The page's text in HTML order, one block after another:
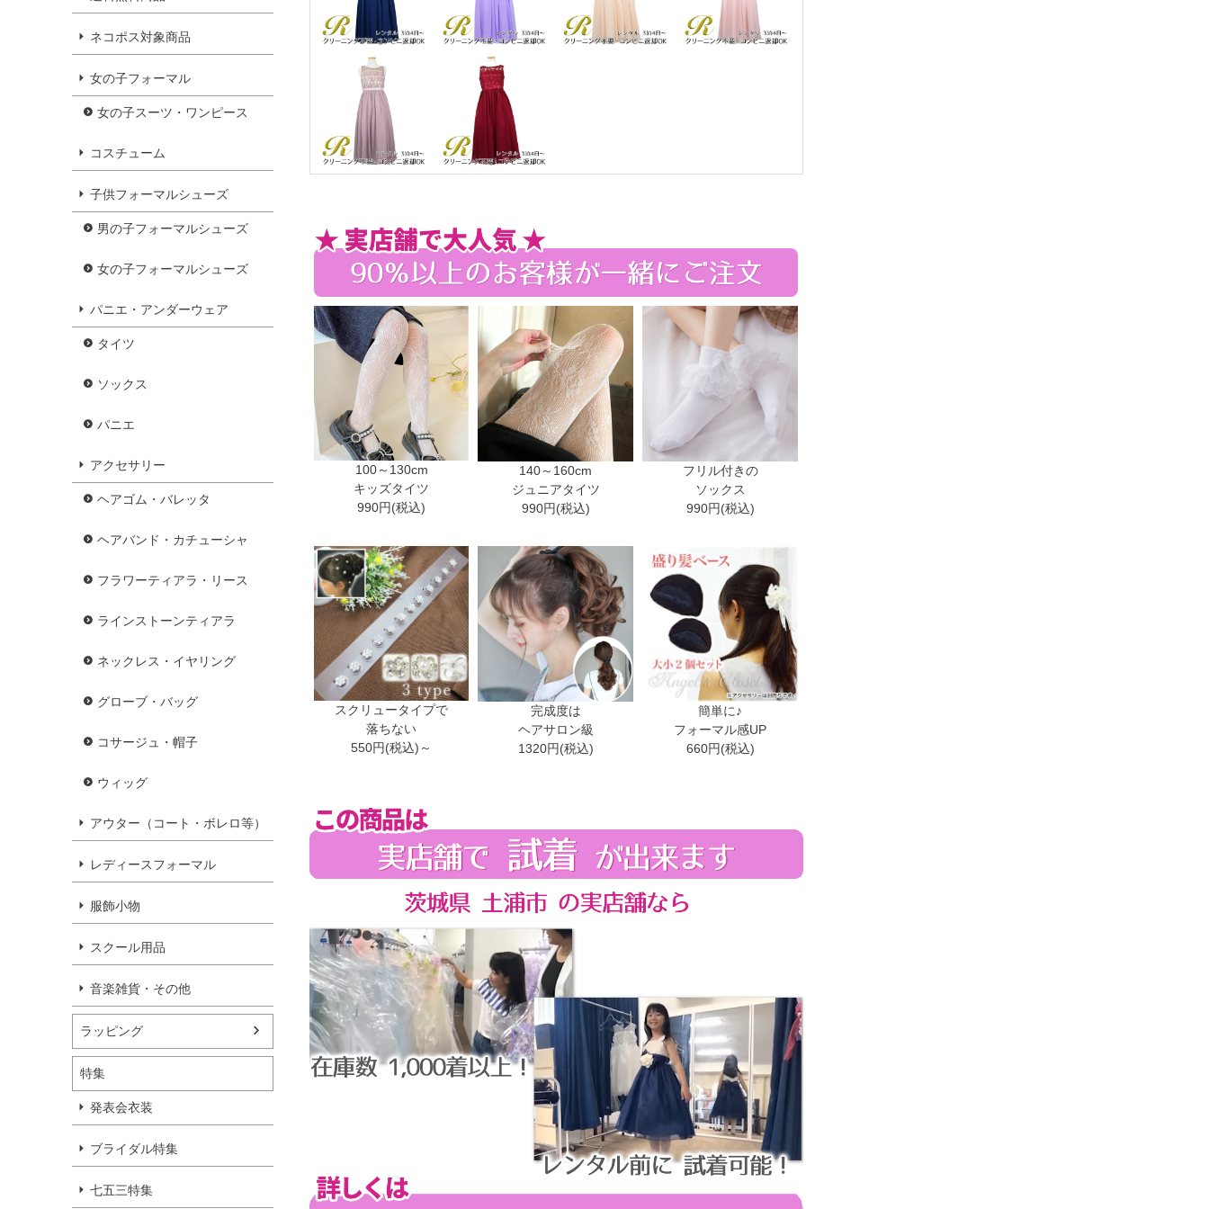
ネコポス対象商品
女の子フォーマル
女の子スーツ・ワンピース
コスチューム
子供フォーマルシューズ
男の子フォーマルシューズ
女の子フォーマルシューズ
パニエ・アンダーウェア
タイツ
ソックス
パニエ
アクセサリー
ヘアゴム・バレッタ
ヘアバンド・カチューシャ
フラワーティアラ・リース
ラインストーンティアラ
ネックレス・イヤリング
グローブ・バッグ
コサージュ・帽子
ウィッグ
アウター（コート・ボレロ等）
レディースフォーマル
服飾小物
スクール用品
音楽雑貨・その他
ラッピング
特集
発表会衣装
ブライダル特集
七五三特集
100～130cm
キッズタイツ
990円(税込)
140～160cm
ジュニアタイツ
990円(税込)
フリル付きの
ソックス
990円(税込)
スクリュータイプで
落ちない
550円(税込)～
完成度は
ヘアサロン級
1320円(税込)
簡単に♪
フォーマル感UP
660円(税込)